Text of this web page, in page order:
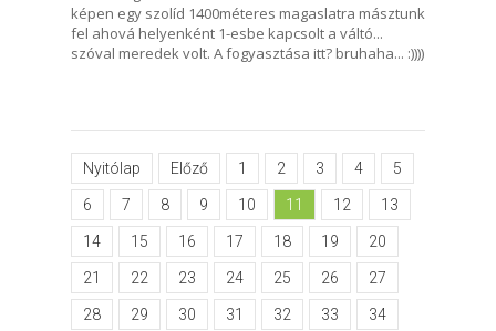
képen egy szolíd 1400méteres magaslatra másztunk
fel ahová helyenként 1-esbe kapcsolt a váltó...
szóval meredek volt. A fogyasztása itt? bruhaha... :))))
Nyitólap Előző 1 2 3 4 5
6 7 8 9 10 11 12 13
14 15 16 17 18 19 20
21 22 23 24 25 26 27
28 29 30 31 32 33 34